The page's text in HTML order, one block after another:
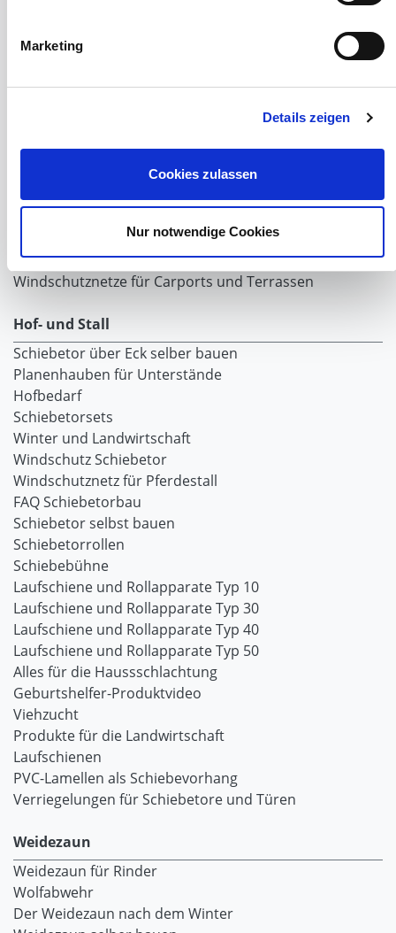
Marketing
Details zeigen
Cookies zulassen
Nur notwendige Cookies
Lubratec Tore
Planenvorhang
PVC Lamellen für Pferdeställe
Windschutznetz Meterware
Rollvorhang-Systeme
SIMAtex-Windschutznetze
Windschutznetze für Carports und Terrassen
Hof- und Stall
Schiebetor über Eck selber bauen
Planenhauben für Unterstände
Hofbedarf
Schiebetorsets
Winter und Landwirtschaft
Windschutz Schiebetor
Windschutznetz für Pferdestall
FAQ Schiebetorbau
Schiebetor selbst bauen
Schiebetorrollen
Schiebebühne
Laufschiene und Rollapparate Typ 10
Laufschiene und Rollapparate Typ 30
Laufschiene und Rollapparate Typ 40
Laufschiene und Rollapparate Typ 50
Alles für die Haussschlachtung
Geburtshelfer-Produktvideo
Viehzucht
Produkte für die Landwirtschaft
Laufschienen
PVC-Lamellen als Schiebevorhang
Verriegelungen für Schiebetore und Türen
Weidezaun
Weidezaun für Rinder
Wolfabwehr
Der Weidezaun nach dem Winter